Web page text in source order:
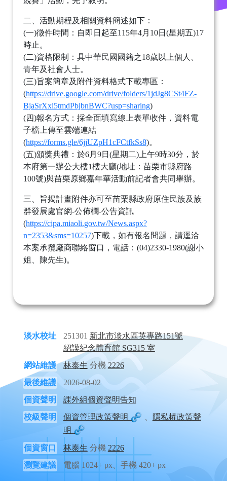
二、活動期程及相關資料簡述如下：
(一)徵件時間：自即日起至115年4月10日(星期五)17
時止。
(二)資格限制：具中華民國國籍之18歲以上個人、
青年及社會人士。
(三)旨案簡章及附件資料格式下載專區：
(https://drive.google.com/drive/folders/1jdJg8CSt4FZ-
BjaSrXxi5tmdPbjbnBWC?usp=sharing)
(四)報名方式：採全面填寫線上表單收件，資料電
子檔上傳至雲端連結
(https://forms.gle/6jjUZpH1cFCtfkSs8)。
(五)頒獎典禮：於6月9日(星期二)上午9時30分，於
本府第一辦公大樓1樓大廳(地址：苗栗市縣府路
100號)與苗栗原鄉嘉年華活動前記者會共同舉辦。
三、旨揭計畫附件亦可至苗栗縣政府原住民族及族
群發展處官網-公佈欄-公告資訊
(https://cipa.miaoli.gov.tw/News.aspx?
n=2353&sms=10257)下載，如有報名問題，請逕洽
本案承攬廠商聯絡窗口，電話：(04)2330-1980(謝小
姐、陳先生)。
淡水校址 251301 新北市淡水區英專路151號
紹謨紀念體育館 SG315 室
網站維護
林泰生 分機 2226
最後維護
2026-08-02
個資聲明
課外組個資聲明告知
校級聲明
個資管理政策聲明 、
隱私權政策聲
明
個資窗口 林泰生 分機 2226
瀏覽建議
電腦 1024+ px、手機 420+ px